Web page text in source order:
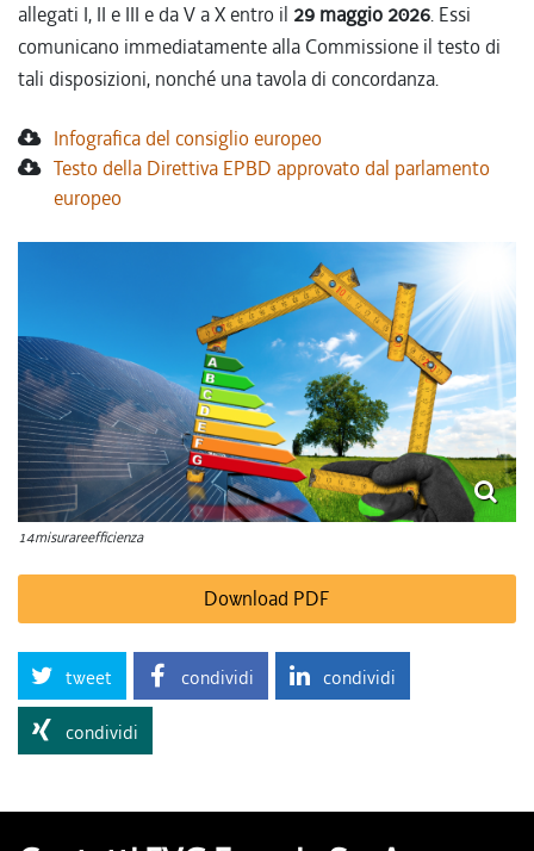
allegati I, II e III e da V a X entro il 29 maggio 2026. Essi
comunicano immediatamente alla Commissione il testo di
tali disposizioni, nonché una tavola di concordanza.
Infografica del consiglio europeo
Testo della Direttiva EPBD approvato dal parlamento
europeo
14misurareefficienza
Download PDF
tweet condividi condividi
condividi